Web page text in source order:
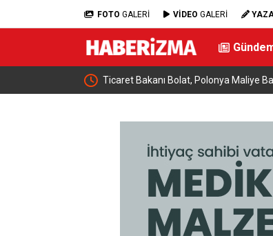
FOTO GALERİ VİDEO GALERİ
Ticaret Bakanı Bolat, Polonya Maliye